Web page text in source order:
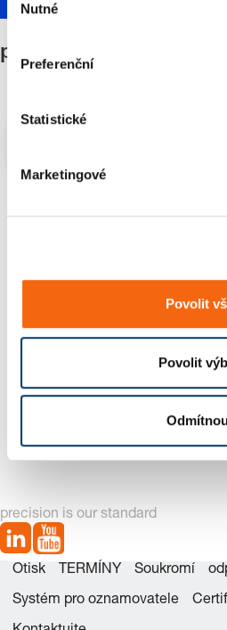
ě
Nutné
Preferenční
Statistické
Marketingové
Povolit
Povolit
podle VDI 3357
tělísky, VDI 3357
precision is our standard
Otisk TERMÍNY Soukromí
Systém pro oznamovatele